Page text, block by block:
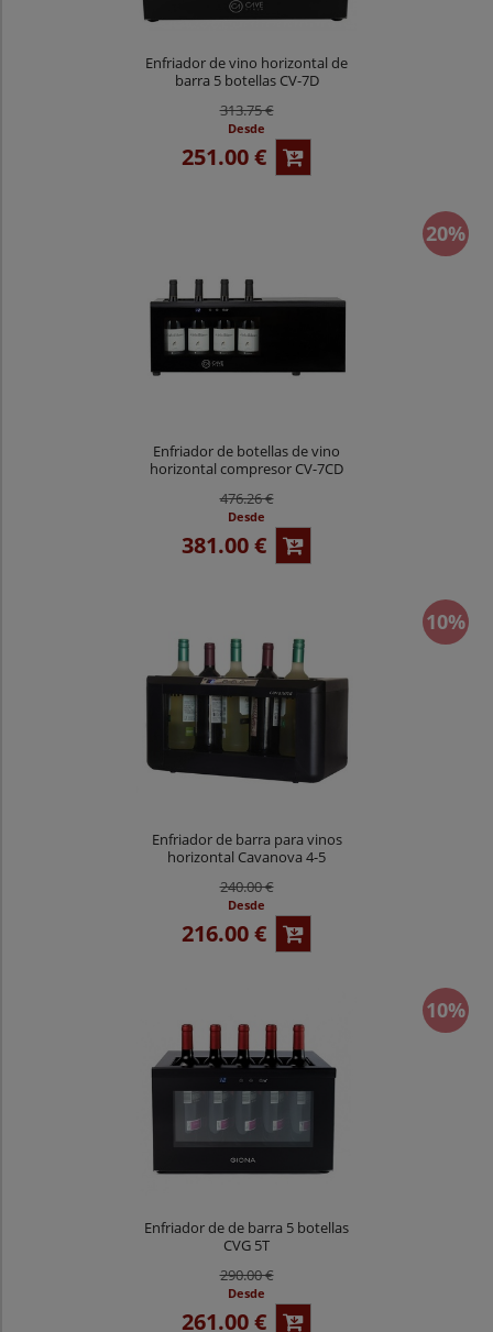
Enfriador de vino horizontal de
barra 5 botellas CV-7D
313.75 €
Desde
251.00 €
20%
Enfriador de botellas de vino
horizontal compresor CV-7CD
476.26 €
Desde
381.00 €
10%
Enfriador de barra para vinos
horizontal Cavanova 4-5
240.00 €
Desde
216.00 €
10%
Enfriador de de barra 5 botellas
CVG 5T
290.00 €
Desde
261.00 €